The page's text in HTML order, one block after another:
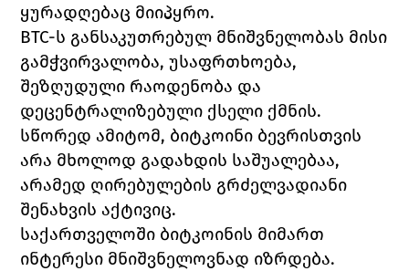
ყურადღებაც მიიპყრო.
BTC-ს განსაკუთრებულ მნიშვნელობას მისი
გამჭვირვალობა, უსაფრთხოება,
შეზღუდული რაოდენობა და
დეცენტრალიზებული ქსელი ქმნის.
სწორედ ამიტომ, ბიტკოინი ბევრისთვის
არა მხოლოდ გადახდის საშუალებაა,
არამედ ღირებულების გრძელვადიანი
შენახვის აქტივიც.
საქართველოში ბიტკოინის მიმართ
ინტერესი მნიშვნელოვნად იზრდება.